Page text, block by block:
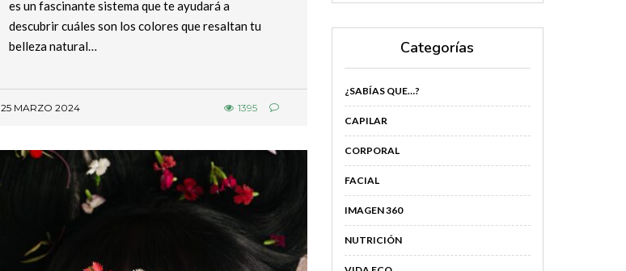
es un fascinante sistema que te ayudará a
descubrir cuáles son los colores que resaltan tu
belleza natural…
25 MARZO 2024 1395
Categorías
¿SABÍAS QUE…?
CAPILAR
CORPORAL
FACIAL
IMAGEN 360
NUTRICIÓN